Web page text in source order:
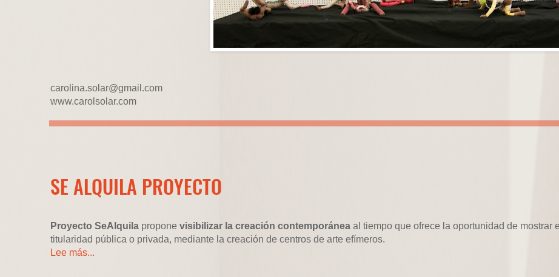
carolina.solar@gmail.com
www.carolsolar.com
SE ALQUILA PROYECTO
Proyecto SeAlquila proponevisibilizar la creación contemporánea al tiempo que ofrece la oportunidad de mostrar
titularidad pública o privada, mediante la creación de centros de arte efímeros.
Lee más...